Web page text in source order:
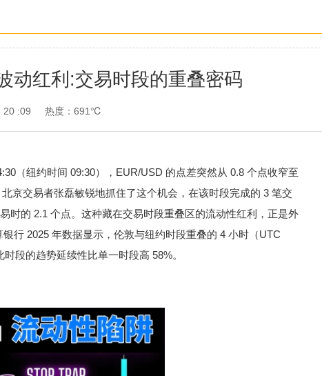
动红利:交易时段的重叠密码
20 :09 热度：691℃
（纽约时间 09:30），EUR/USD 的点差突然从 0.8 个点收窄至
京交易者张磊敏锐地抓住了这个机会，在该时段完成的 3 笔交
时的 2.1 个点。这种藏在交易时段重叠区的流动性红利，正是外
行 2025 年数据显示，伦敦与纽约时段重叠的 4 小时（UTC
段的趋势延续性比单一时段高 58%。